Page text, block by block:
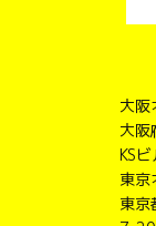
大阪
大
KS
東京
東京